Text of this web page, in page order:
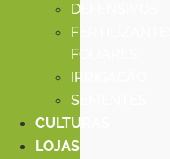
DEFENSIVOS
FERTILIZANTES
FOLIARES
IRRIGACÃO
SEMENTES
CULTURAS
LOJAS